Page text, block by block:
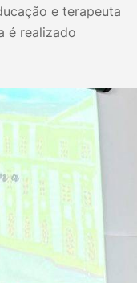
e terapeuta
é realizado